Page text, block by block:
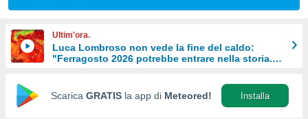
di
Web
Ultim'ora.
Luca Lombroso non vede la fine del caldo:
"Ferragosto 2026 potrebbe entrare nella storia.
Scarica GRATIS la app di Meteored! Installa